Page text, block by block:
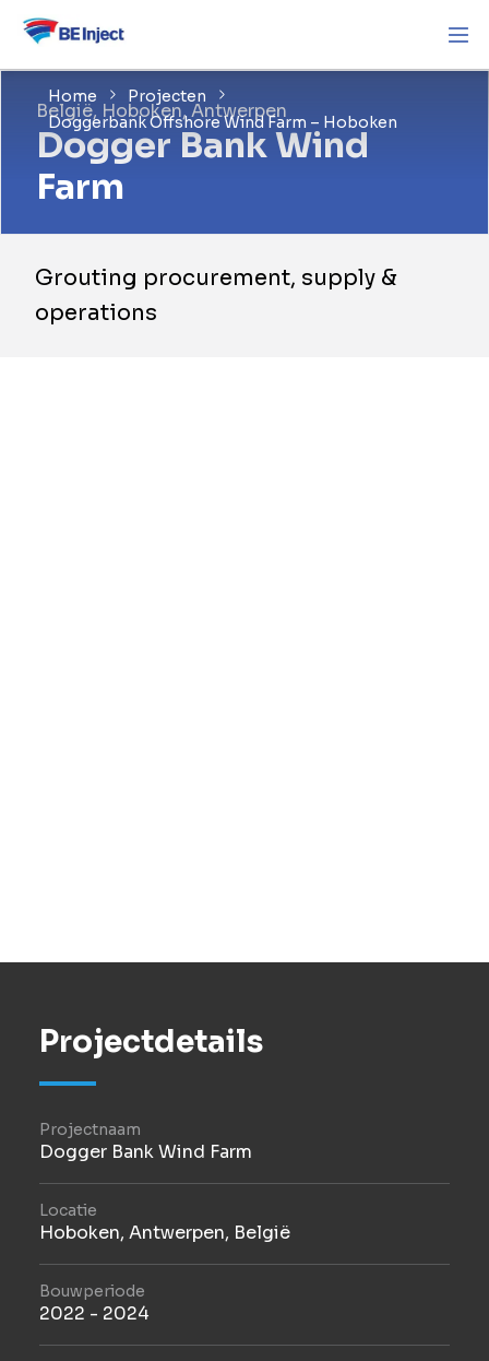
Home
Projecten
Doggerbank Offshore Wind Farm – Hoboken
België, Hoboken, Antwerpen
Dogger Bank Wind
Farm
Grouting procurement, supply &
operations
Projectdetails
Projectnaam
Dogger Bank Wind Farm
Locatie
Hoboken, Antwerpen, België
Bouwperiode
2022 - 2024